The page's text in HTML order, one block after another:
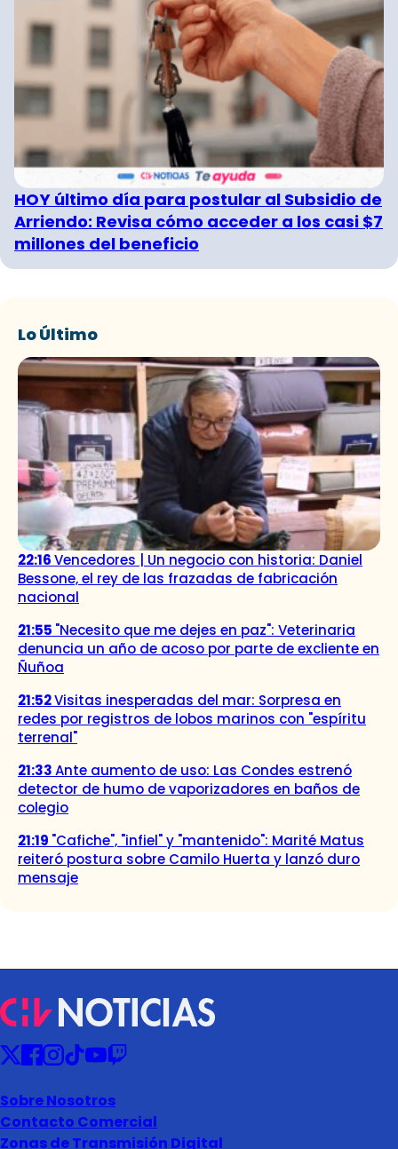
HOY último día para postular al Subsidio de
Arriendo: Revisa cómo acceder a los casi $7
millones del beneficio
Lo Último
22:16Vencedores | Un negocio con historia: Daniel
Bessone, el rey de las frazadas de fabricación
nacional
21:55 "Necesito que me dejes en paz": Veterinaria
denuncia un año de acoso por parte de excliente en
Ñuñoa
21:52Visitas inesperadas del mar: Sorpresa en
redes por registros de lobos marinos con "espíritu
terrenal"
21:33Ante aumento de uso: Las Condes estrenó
detector de humo de vaporizadores en baños de
colegio
21:19 "Cafiche", "infiel" y "mantenido": Marité Matus
reiteró postura sobre Camilo Huerta y lanzó duro
mensaje
Sobre Nosotros
Contacto Comercial
Zonas de Transmisión Digital